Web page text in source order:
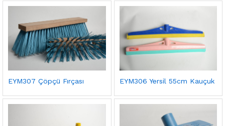
EYM307 Çöpçü Fırçası EYM306 Yersil 55cm Kauçuk